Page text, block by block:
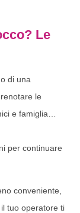
Le
di una
le
e famiglia…
per continuare
conveniente,
il tuo operatore ti